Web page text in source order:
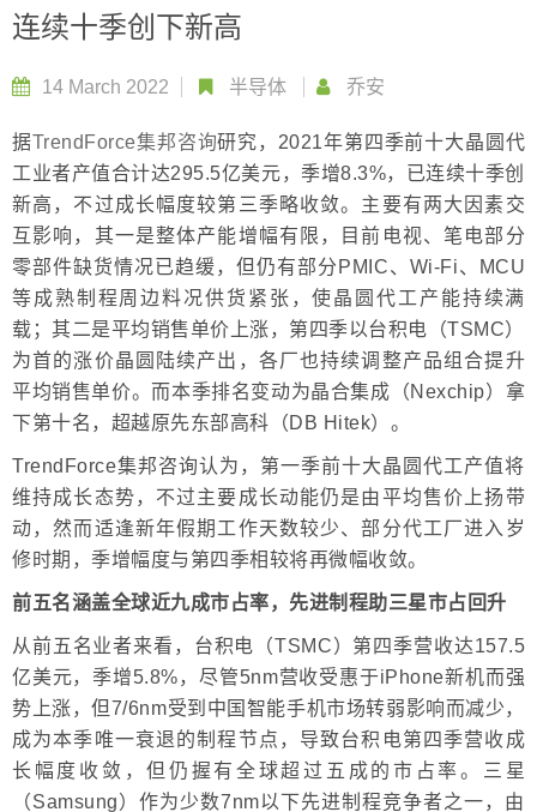
连续十季创下新高
14 March 2022 半导体 乔安
据TrendForce集邦咨询研究，2021年第四季前十大晶圆代
工业者产值合计达295.5亿美元，季增8.3%，已连续十季创
新高，不过成长幅度较第三季略收敛。主要有两大因素交
互影响，其一是整体产能增幅有限，目前电视、笔电部分
零部件缺货情况已趋缓，但仍有部分PMIC、Wi-Fi、MCU
等成熟制程周边料况供货紧张，使晶圆代工产能持续满
载；其二是平均销售单价上涨，第四季以台积电（TSMC）
为首的涨价晶圆陆续产出，各厂也持续调整产品组合提升
平均销售单价。而本季排名变动为晶合集成（Nexchip）拿
下第十名，超越原先东部高科（DB Hitek）。
TrendForce集邦咨询认为，第一季前十大晶圆代工产值将
维持成长态势，不过主要成长动能仍是由平均售价上扬带
动，然而适逢新年假期工作天数较少、部分代工厂进入岁
修时期，季增幅度与第四季相较将再微幅收敛。
前五名涵盖全球近九成市占率，先进制程助三星市占回升
从前五名业者来看，台积电（TSMC）第四季营收达157.5
亿美元，季增5.8%，尽管5nm营收受惠于iPhone新机而强
势上涨，但7/6nm受到中国智能手机市场转弱影响而减少，
成为本季唯一衰退的制程节点，导致台积电第四季营收成
长幅度收敛，但仍握有全球超过五成的市占率。三星
（Samsung）作为少数7nm以下先进制程竞争者之一，由